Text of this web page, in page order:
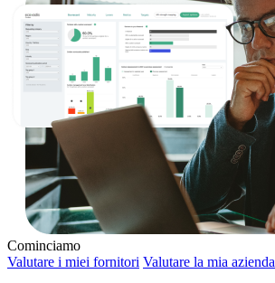
Cominciamo
Valutare i miei fornitori Valutare la mia azienda